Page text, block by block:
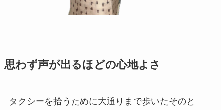
思わず声が出るほどの心地よさ
タクシーを拾うために大通りまで歩いたそのと